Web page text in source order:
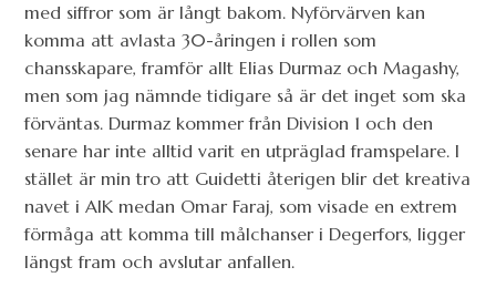
med siffror som är långt bakom. Nyförvärven kan
komma att avlasta 30-åringen i rollen som
chansskapare, framför allt Elias Durmaz och Magashy,
men som jag nämnde tidigare så är det inget som ska
förväntas. Durmaz kommer från Division 1 och den
senare har inte alltid varit en utpräglad framspelare. I
stället är min tro att Guidetti återigen blir det kreativa
navet i AIK medan Omar Faraj, som visade en extrem
förmåga att komma till målchanser i Degerfors, ligger
längst fram och avslutar anfallen.